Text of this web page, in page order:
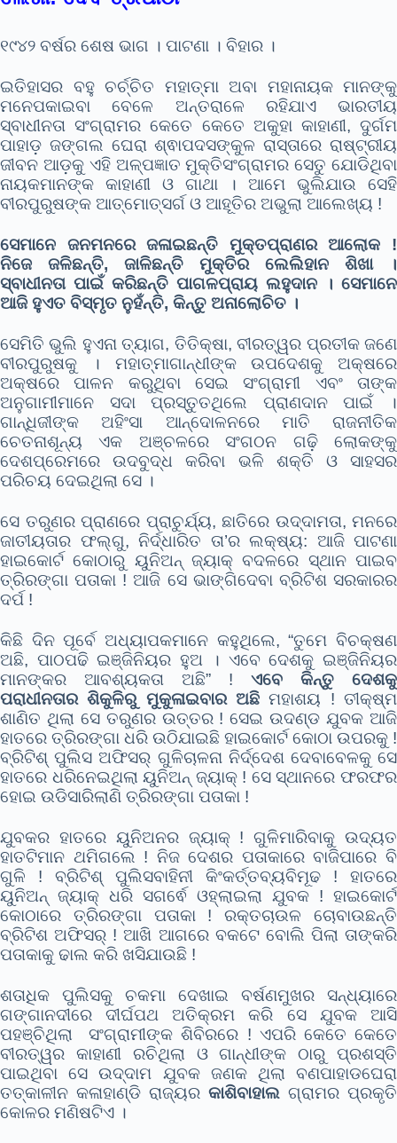
୧୯୪୨ ବର୍ଷର ଶେଷ ଭାଗ । ପାଟଣା । ବିହାର ।
ଇତିହାସର ବହୁ ଚର୍ଚ୍ଚିତ ମହାତ୍ମା ଅବା ମହାନାୟକ ମାନଙ୍କୁ
ମନେପକାଇବା ବେଳେ ଅନ୍ତରାଳେ ରହିଯାଏ ଭାରତୀୟ
ସ୍ବାଧୀନତା ସଂଗ୍ରାମର କେତେ କେତେ ଅକୁହା କାହାଣୀ, ଦୁର୍ଗମ
ପାହାଡ଼ ଜଙ୍ଗଲ ଘେରା ଶ୍ଵାପଦସଙ୍କୁଳ ରାସ୍ତାରେ ରାଷ୍ଟ୍ରୀୟ
ଜୀବନ ଆଡ଼କୁ ଏହି ଅଳ୍ପଜ୍ଞାତ ମୁକ୍ତିସଂଗ୍ରାମର ସେତୁ ଯୋଡିଥିବା
ନାୟକମାନଙ୍କ କାହାଣୀ ଓ ଗାଥା । ଆମେ ଭୁଲିଯାଉ ସେହି
ବୀରପୁରୁଷଙ୍କ ଆତ୍ମୋତ୍ସର୍ଗ ଓ ଆହୂତିର ଅଭୁଲା ଆଲେଖ୍ୟ !
ସେମାନେ ଜନମନରେ ଜଳାଇଛନ୍ତି ମୁକ୍ତପ୍ରାଣର ଆଲୋକ !
ନିଜେ ଜଳିଛନ୍ତି, ଜାଳିଛନ୍ତି ମୁକ୍ତିର ଲେଲିହାନ ଶିଖା ।
ସ୍ବାଧୀନତା ପାଇଁ କରିଛନ୍ତି ପାଗଳପ୍ରାୟ ଲହୁଦାନ । ସେମାନେ
ଆଜି ହୁଏତ ବିସ୍ମୃତ ନୁହଁନ୍ତି, କିନ୍ତୁ ଅନାଲୋଚିତ ।
ସେମିତି ଭୁଲି ହୁଏନା ତ୍ୟାଗ, ତିତିକ୍ଷା, ବୀରତ୍ୱର ପ୍ରତୀକ ଜଣେ
ବୀରପୁରୁଷକୁ । ମହାତ୍ମାଗାନ୍ଧୀଙ୍କ ଉପଦେଶକୁ ଅକ୍ଷରେ
ଅକ୍ଷରେ ପାଳନ କରୁଥିବା ସେଇ ସଂଗ୍ରାମୀ ଏବଂ ତାଙ୍କ
ଅନୁଗାମୀମାନେ ସଦା ପ୍ରସ୍ତୁତଥିଲେ ପ୍ରାଣଦାନ ପାଇଁ ।
ଗାନ୍ଧିଜୀଙ୍କ ଅହିଂସା ଆନ୍ଦୋଳନରେ ମାତି ରାଜନୀତିକ
ଚେତନାଶୂନ୍ୟ ଏକ ଅଞ୍ଚଳରେ ସଂଗଠନ ଗଢ଼ି ଲୋକଙ୍କୁ
ଦେଶପ୍ରେମରେ ଉଦବୁଦ୍ଧ କରିବା ଭଳି ଶକ୍ତି ଓ ସାହସର
ପରିଚୟ ଦେଇଥିଲା ସେ ।
ସେ ତରୁଣର ପ୍ରାଣରେ ପ୍ରାଚୁର୍ଯ୍ୟ, ଛାତିରେ ଉଦ୍ଦାମତା, ମନରେ
ଜାତୀୟତାର ଫଲ୍ଗୁ, ନିର୍ଦ୍ଧାରିତ ତା’ର ଲକ୍ଷ୍ୟ: ଆଜି ପାଟଣା
ହାଇକୋର୍ଟ କୋଠାରୁ ୟୁନିଅନ୍ ଜ୍ୟାକ୍ ବଦଳରେ ସ୍ଥାନ ପାଇବ
ତ୍ରିରଙ୍ଗା ପତାକା ! ଆଜି ସେ ଭାଙ୍ଗିଦେବା ବ୍ରିଟିଶ ସରକାରର
ଦର୍ପ !
କିଛି ଦିନ ପୂର୍ବେ ଅଧ୍ୟାପକମାନେ କହୁଥିଲେ, “ତୁମେ ବିଚକ୍ଷଣ
ଅଛି, ପାଠପଢି ଇଞ୍ଜିନିୟର ହୁଅ । ଏବେ ଦେଶକୁ ଇଞ୍ଜିନିୟର
ମାନଙ୍କର ଆବଶ୍ୟକତା ଅଛି” ! ଏବେ କିନ୍ତୁ ଦେଶକୁ
ପରାଧୀନତାର ଶିକୁଳିରୁ ମୁକୁଳାଇବାର ଅଛି ମହାଶୟ ! ତୀକ୍ଷ୍ମ
ଶାଣିତ ଥିଲା ସେ ତରୁଣର ଉତ୍ତର ! ସେଇ ଉଦଣ୍ଡ ଯୁବକ ଆଜି
ହାତରେ ତ୍ରିରଙ୍ଗା ଧରି ଉଠିଯାଇଛି ହାଇକୋର୍ଟ କୋଠା ଉପରକୁ !
ବ୍ରିଟିଶ୍ ପୁଲିସ ଅଫିସର୍ ଗୁଳିଚାଳନା ନିର୍ଦ୍ଦେଶ ଦେବାବେଳକୁ ସେ
ହାତରେ ଧରିନେଇଥିଲା ୟୁନିଅନ୍ ଜ୍ୟାକ୍ ! ସେ ସ୍ଥାନରେ ଫରଫର
ହୋଇ ଉଡିସାରିଲାଣି ତ୍ରିରଙ୍ଗା ପତାକା !
ଯୁବକର ହାତରେ ୟୁନିଅନର ଜ୍ୟାକ୍ ! ଗୁଳିମାରିବାକୁ ଉଦ୍ୟତ
ହାତଟିମାନ ଥମିଗଲେ ! ନିଜ ଦେଶର ପତାକାରେ ବାଜିପାରେ ବି
ଗୁଳି ! ବ୍ରିଟିଶ୍ ପୁଲିସବାହିନୀ କିଂକର୍ତ୍ତବ୍ୟବିମୂଢ ! ହାତରେ
ୟୁନିଅନ୍ ଜ୍ୟାକ୍ ଧରି ସଗର୍ଵେ ଓହ୍ଲାଇଲା ଯୁବକ ! ହାଇକୋର୍ଟ
କୋଠାରେ ତ୍ରିରଙ୍ଗା ପତାକା ! ରକ୍ତଚାଉଳ ଚୋବାଉଛନ୍ତି
ବ୍ରିଟିଶ ଅଫିସର୍ ! ଆଖି ଆଗରେ ବକଟେ ବୋଲି ପିଲା ତାଙ୍କରି
ପତାକାକୁ ଢାଲ କରି ଖସିଯାଉଛି !
ଶତାଧିକ ପୁଲିସକୁ ଚକମା ଦେଖାଇ ବର୍ଷଣମୁଖର ସନ୍ଧ୍ୟାରେ
ଗଙ୍ଗାନଦୀରେ ଦୀର୍ଘପଥ ଅତିକ୍ରମ କରି ସେ ଯୁବକ ଆସି
ପହଞ୍ଚିଥିଲା ସଂଗ୍ରାମୀଙ୍କ ଶିବିରରେ ! ଏପରି କେତେ କେତେ
ବୀରତ୍ୱର କାହାଣୀ ରଚିଥିଲା ଓ ଗାନ୍ଧୀଙ୍କ ଠାରୁ ପ୍ରଶସ୍ତି
ପାଇଥିବା ସେ ଉଦ୍ଦାମ ଯୁବକ ଜଣକ ଥିଲା ବଣପାହାଡଘେରା
ତତ୍କାଳୀନ କଳାହାଣ୍ଡି ରାଜ୍ୟର କାଶିବାହାଲ ଗ୍ରାମର ପ୍ରକୃତି
କୋଳର ମଣିଷଟିଏ ।